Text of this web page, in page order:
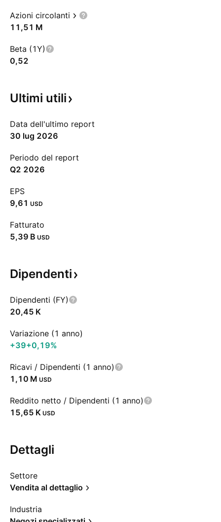
Azioni circolanti
‪11,51 M‬
Beta (1Y)
0,52
Ultimi utili
Data dell'ultimo report
30 lug 2026
Periodo del report
Q2 2026
EPS
9,61 USD
Fatturato
‪5,39 B‬ USD
Dipendenti
Dipendenti (FY)
‪20,45 K‬
Variazione (1 anno)
+39+0,19%
Ricavi / Dipendenti (1 anno)
‪1,10 M‬ USD
Reddito netto / Dipendenti (1 anno)
‪15,65 K‬ USD
Dettagli
Settore
Vendita al dettaglio
Industria